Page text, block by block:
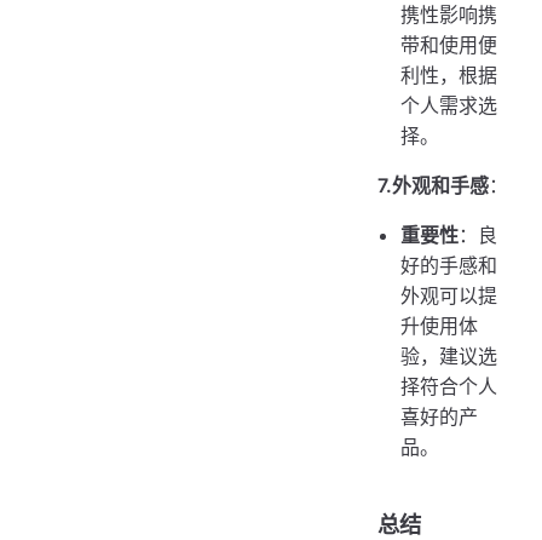
携性影响携
带和使用便
利性，根据
个人需求选
择。
7.外观和手感：
重要性：良
好的手感和
外观可以提
升使用体
验，建议选
择符合个人
喜好的产
品。
总结